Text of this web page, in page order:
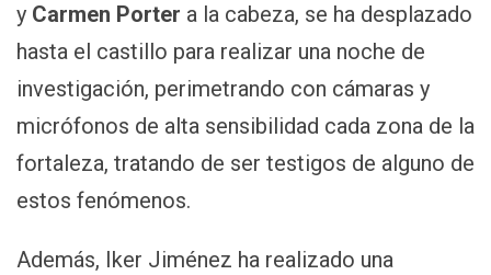
y Carmen Porter a la cabeza, se ha desplazado
hasta el castillo para realizar una noche de
investigación, perimetrando con cámaras y
micrófonos de alta sensibilidad cada zona de la
fortaleza, tratando de ser testigos de alguno de
estos fenómenos.
Además, Iker Jiménez ha realizado una